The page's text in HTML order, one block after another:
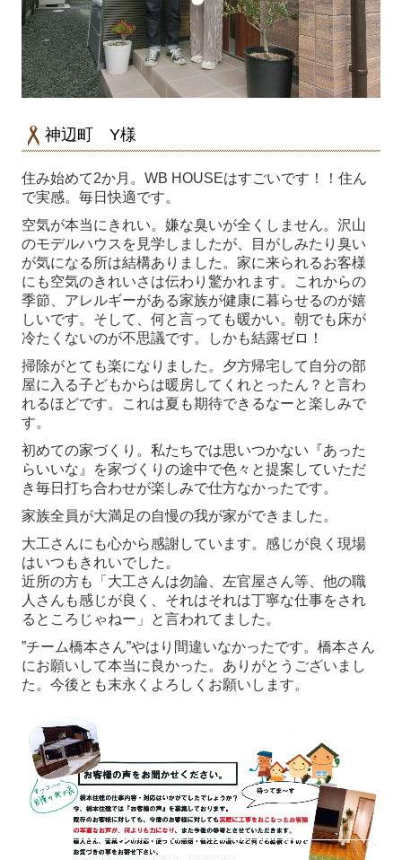
神辺町 Y様
住み始めて2か月。WB HOUSEはすごいです！！住ん
で実感。毎日快適です。
空気が本当にきれい。嫌な臭いが全くしません。沢山
のモデルハウスを見学しましたが、目がしみたり臭い
が気になる所は結構ありました。家に来られるお客様
にも空気のきれいさは伝わり驚かれます。これからの
季節、アレルギーがある家族が健康に暮らせるのが嬉
しいです。そして、何と言っても暖かい。朝でも床が
冷たくないのが不思議です。しかも結露ゼロ！
掃除がとても楽になりました。夕方帰宅して自分の部
屋に入る子どもからは暖房してくれとったん？と言わ
れるほどです。これは夏も期待できるなーと楽しみで
す。
初めての家づくり。私たちでは思いつかない『あった
らいいな』を家づくりの途中で色々と提案していただ
き毎日打ち合わせが楽しみで仕方なかったです。
家族全員が大満足の自慢の我が家ができました。
大工さんにも心から感謝しています。感じが良く現場
はいつもきれいでした。
近所の方も「大工さんは勿論、左官屋さん等、他の職
人さんも感じが良く、それはそれは丁寧な仕事をされ
るところじゃねー」と言われてました。
”チーム橋本さん”やはり間違いなかったです。橋本さん
にお願いして本当に良かった。ありがとうございまし
た。今後とも末永くよろしくお願いします。